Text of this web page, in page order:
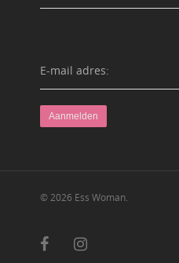
E-mail adres:
© 2026 Ess Woman.